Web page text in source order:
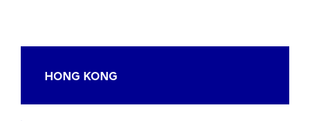
HONG KONG